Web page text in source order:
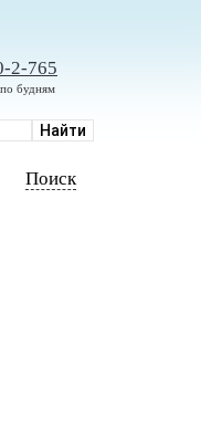
2-765
будням
Поиск